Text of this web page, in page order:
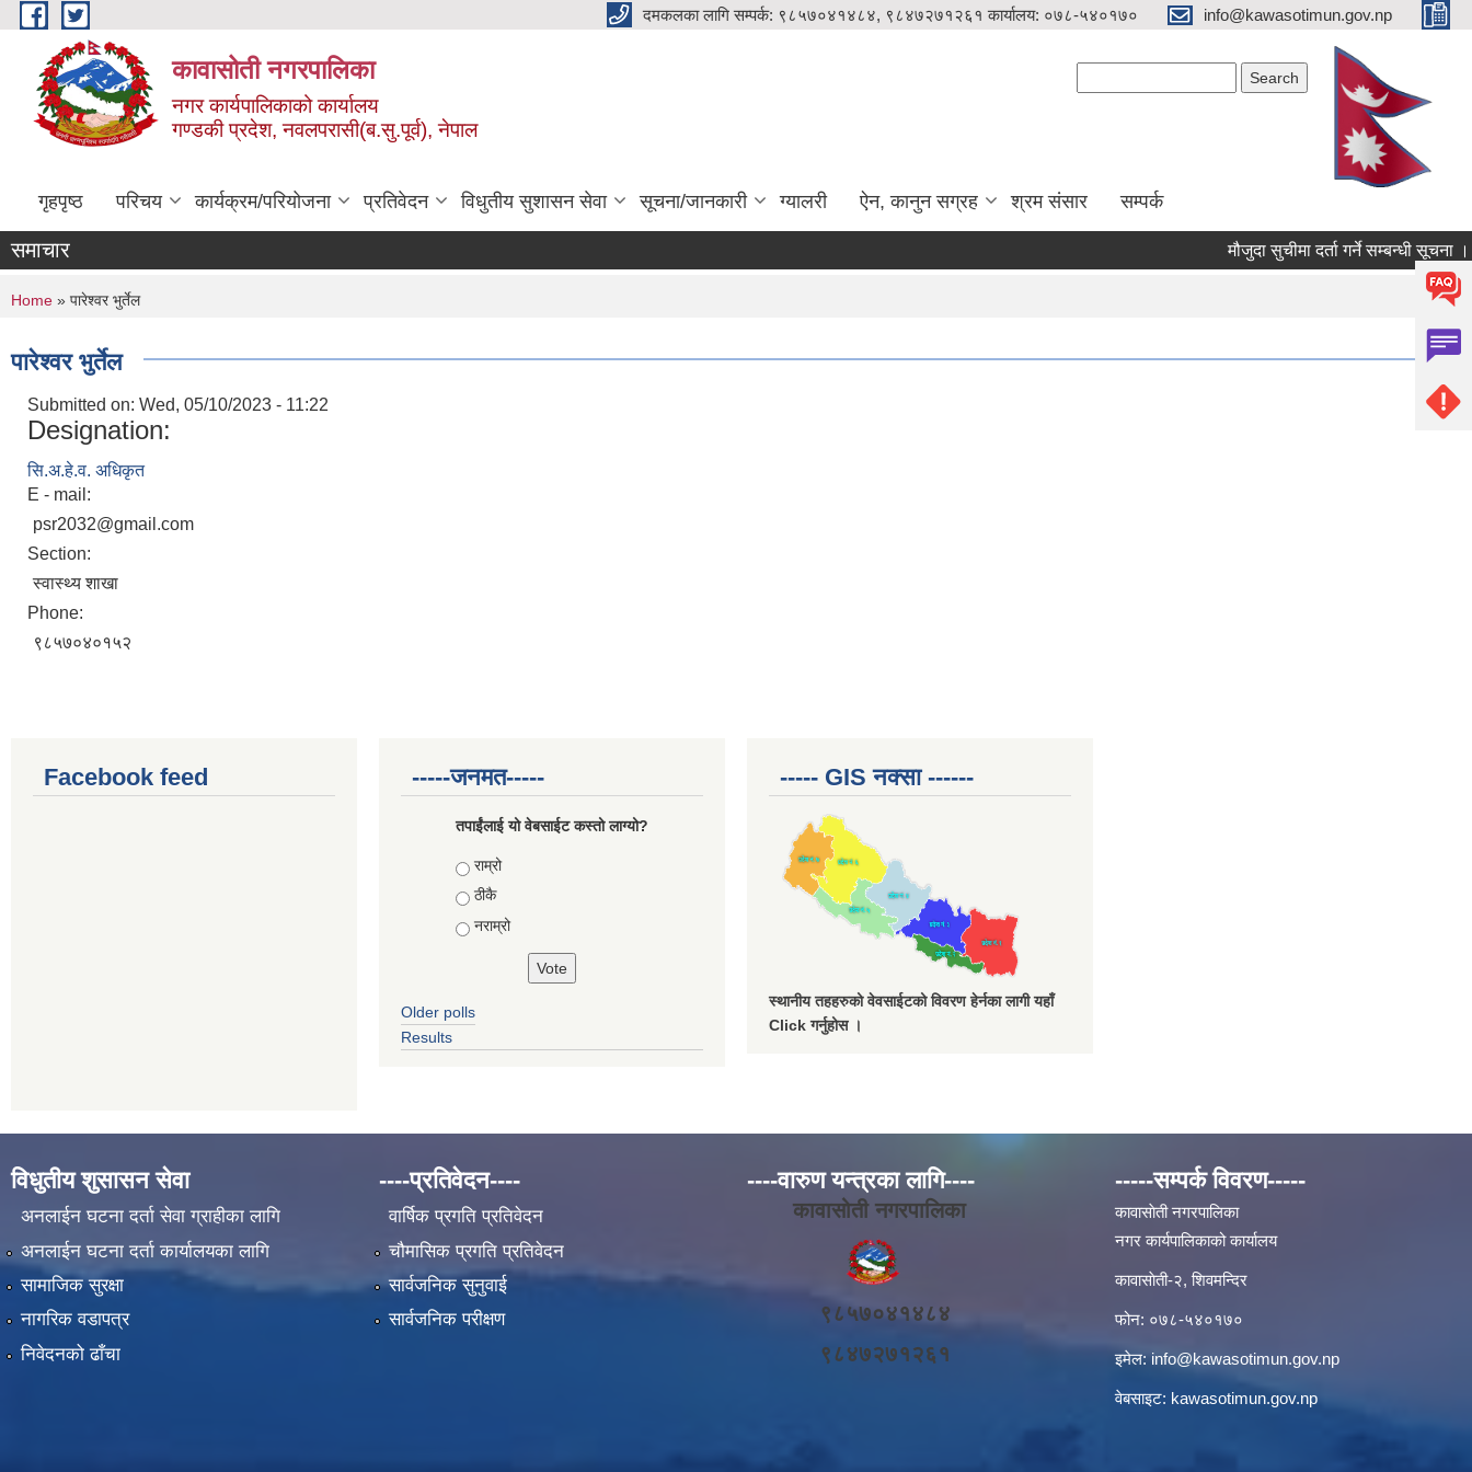
Skip to main content दमकलका लागि सम्पर्क: ९८५७०४१४८४, ९८४७२७१२६१ कार्यालय: ०७८-५४०१७० info@kawasotimun.gov.np
कावासोती नगरपालिका
नगर कार्यपालिकाको कार्यालय
गण्डकी प्रदेश, नवलपरासी(ब.सु.पूर्व), नेपाल
गृहपृष्ठ परिचय कार्यक्रम/परियोजना प्रतिवेदन विधुतीय सुशासन सेवा सूचना/जानकारी ग्यालरी ऐन, कानुन सग्रह श्रम संसार सम्पर्क
समाचार मौजुदा सुचीमा दर्ता गर्ने सम्बन्धी सूचना ।
You are here
Home » पारेश्वर भुर्तेल
पारेश्वर भुर्तेल
Submitted on: Wed, 05/10/2023 - 11:22
Designation:
सि.अ.हे.व. अधिकृत
E - mail:
psr2032@gmail.com
Section:
स्वास्थ्य शाखा
Phone:
९८५७०४०१५२
Facebook feed -----जनमत-----
तपाईंलाई यो वेबसाईट कस्तो लाग्यो?
Choices
राम्रो
ठीकै
नराम्रो
Older polls
Results
----- GIS नक्सा ------
स्थानीय तहहरुको वेवसाईटको विवरण हेर्नका लागी यहाँ
Click गर्नुहोस ।
विधुतीय शुसासन सेवा
अनलाईन घटना दर्ता सेवा ग्राहीका लागि
अनलाईन घटना दर्ता कार्यालयका लागि
सामाजिक सुरक्षा
नागरिक वडापत्र
निवेदनको ढाँचा
----प्रतिवेदन----
वार्षिक प्रगति प्रतिवेदन
चौमासिक प्रगति प्रतिवेदन
सार्वजनिक सुनुवाई
सार्वजनिक परीक्षण
----वारुण यन्त्रका लागि----
कावासोती नगरपालिका
९८५७०४१४८४
९८४७२७१२६१
-----सम्पर्क विवरण-----
कावासाेती नगरपालिका
नगर कार्यपालिकाको कार्यालय
कावासाेती-२, शिवमन्दिर
फोन: ०७८-५४०१७०
इमेल:info@kawasotimun.gov.np
वेबसाइट: kawasotimun.gov.np